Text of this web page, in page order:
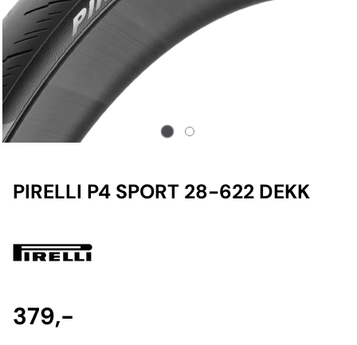
PIRELLI P4 SPORT 28-622 DEKK
379,-